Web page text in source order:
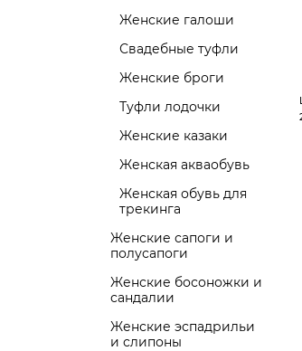
Женские галоши
Свадебные туфли
Женские броги
Туфли лодочки
Женские казаки
Женская акваобувь
Женская обувь для
трекинга
Женские сапоги и
полусапоги
Женские босоножки и
сандалии
Женские эспадрильи
и слипоны